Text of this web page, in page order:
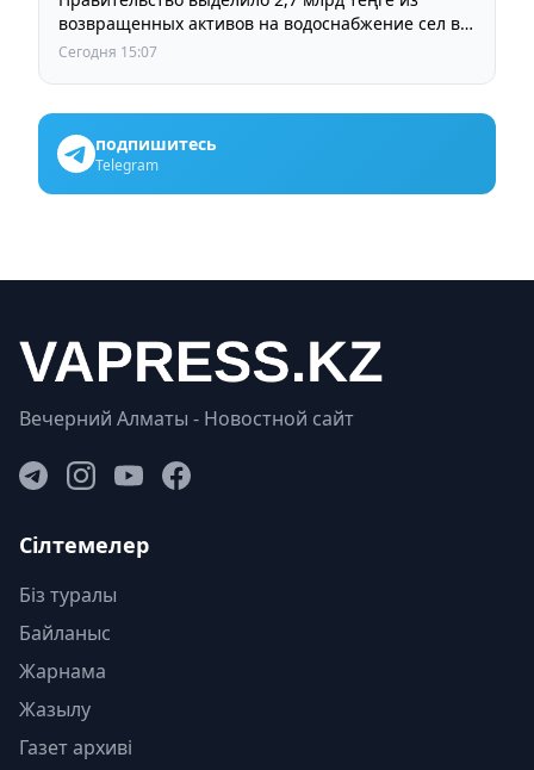
возвращенных активов на водоснабжение сел в
СКО
Сегодня 15:07
подпишитесь
Telegram
Вечерний Алматы - Новостной сайт
Сілтемелер
Біз туралы
Байланыс
Жарнама
Жазылу
Газет архиві